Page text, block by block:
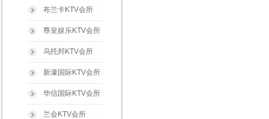
布兰卡KTV会所
尊皇娱乐KTV会所
乌托邦KTV会所
新濠国际KTV会所
华信国际KTV会所
兰会KTV会所